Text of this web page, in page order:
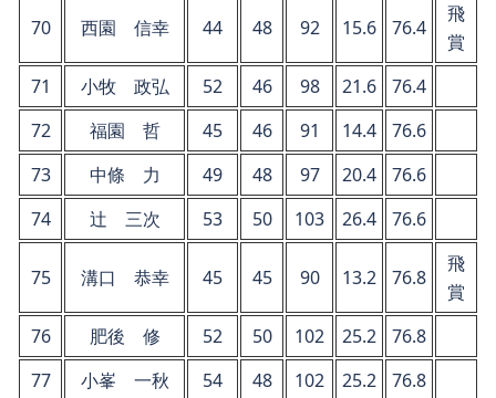
70 西園 信幸 44 48 92 15.6 76.4
飛
賞
71
小牧 政弘 52 46 98 21.6
76.4
72
福園 哲 45 46 91 14.4
76.6
73
中條 力 49 48 97 20.4
76.6
74
辻 三次 53 50 103 26.4 76.6
75 溝口 恭幸 45 45 90 13.2 76.8
飛
賞
76
肥後 修 52 50 102 25.2
76.8
77
小峯 一秋 54 48 102 25.2
76.8